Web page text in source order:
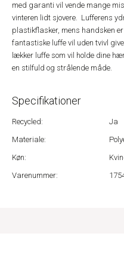
med garanti vil vende mange
vinteren lidt sjovere. Lufferens
plastikflasker, mens handsken
fantastiske luffe vil uden tvivl
lækker luffe som vil holde dine
en stilfuld og strålende måde.
Specifikationer
Recycled:
Ja
Materiale:
Køn:
Varenummer: